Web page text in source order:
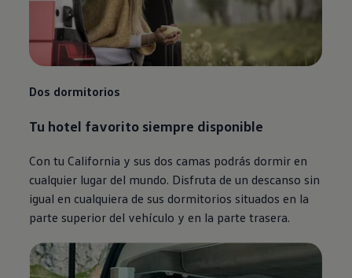
Dos dormitorios
Tu hotel favorito siempre disponible
Con tu California y sus dos camas podrás dormir en
cualquier lugar del mundo. Disfruta de un descanso sin
igual en cualquiera de sus dormitorios situados en la
parte superior del vehículo y en la parte trasera.